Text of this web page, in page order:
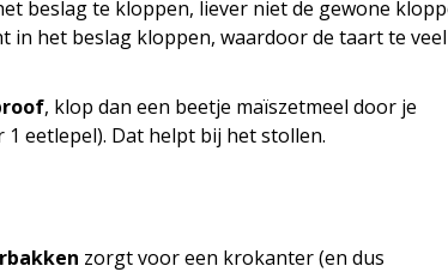
beslag te kloppen, liever niet de gewone
in het beslag kloppen, waardoor de taart te
, klop dan een beetje maïszetmeel door je
1 eetlepel). Dat helpt bij het stollen.
zorgt voor een krokanter (en dus